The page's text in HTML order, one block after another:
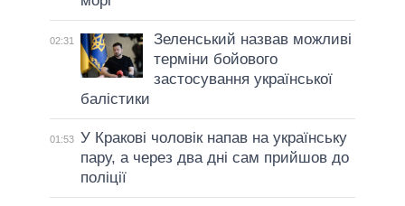
02:31
Зеленський назвав можливі
терміни бойового
застосування української
балістики
01:53 У Кракові чоловік напав на українську
пару, а через два дні сам прийшов до
поліції